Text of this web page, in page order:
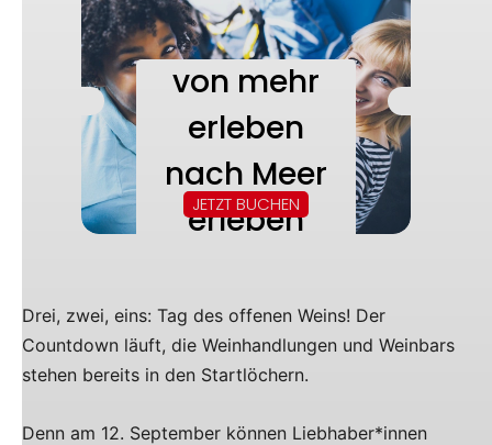
Drei, zwei, eins: Tag des offenen Weins! Der
Countdown läuft, die Weinhandlungen und Weinbars
stehen bereits in den Startlöchern.
Denn am 12. September können Liebhaber*innen